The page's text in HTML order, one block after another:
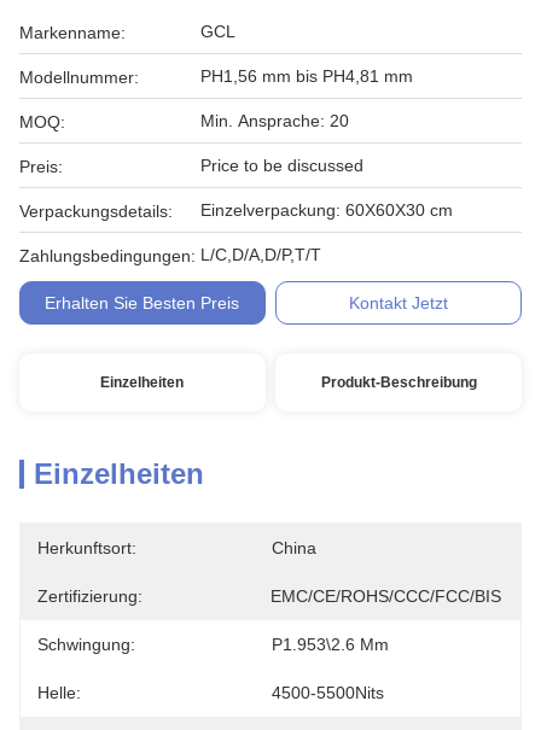
Markenname: GCL
Modellnummer: PH1,56 mm bis PH4,81 mm
MOQ: Min. Ansprache: 20
Preis: Price to be discussed
Verpackungsdetails: Einzelverpackung: 60X60X30 cm
Zahlungsbedingungen: L/C,D/A,D/P,T/T
Erhalten Sie Besten Preis Kontakt Jetzt
Einzelheiten Produkt-Beschreibung
Einzelheiten
Herkunftsort: China
Zertifizierung: EMC/CE/ROHS/CCC/FCC/BIS
Schwingung: P1.953\2.6 Mm
Helle: 4500-5500Nits